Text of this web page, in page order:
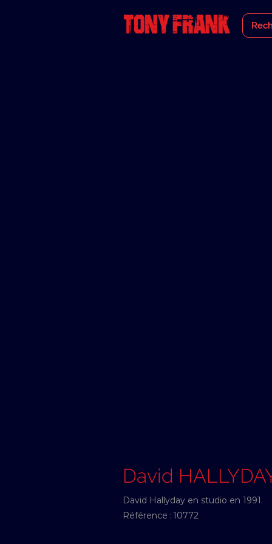
David
David Hallyday en studio en 1991.
Référence :10772